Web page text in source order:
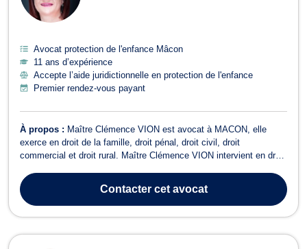
Avocat protection de l'enfance Mâcon
11 ans d’expérience
Accepte l’aide juridictionnelle en protection de l'enfance
Premier rendez-vous payant
À propos : Maître Clémence VION est avocat à MACON, elle
exerce en droit de la famille, droit pénal, droit civil, droit
commercial et droit rural. Maître Clémence VION intervient en droit
séparation suite à un concubinage ou PACS, la filiation, l'adoption,
la procédu...
Contactercet avocat